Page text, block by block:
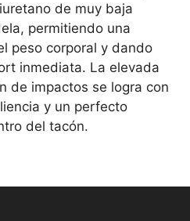
de muy baja
permitiendo una
peso corporal y dando
inmediata. La elevada
de impactos se logra con
y un perfecto
del tacón.